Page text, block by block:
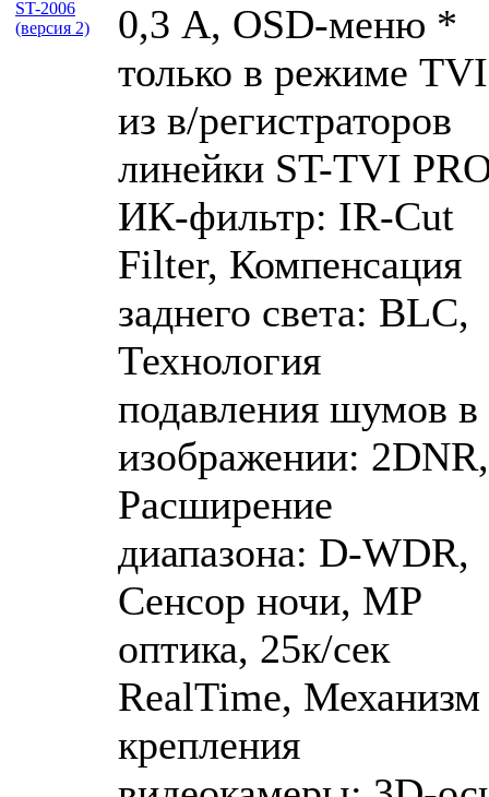
0,3 А, OSD-меню *
только в режиме TVI
из в/регистраторов
линейки ST-TVI
ИК-фильтр: IR-Cut
Filter, Компенсация
заднего света: BLC,
Технология
подавления шумов в
изображении: 2DNR,
Расширение
диапазона: D-WDR,
Сенсор ночи, MP
оптика, 25к/сек
RealTime, Механизм
крепления